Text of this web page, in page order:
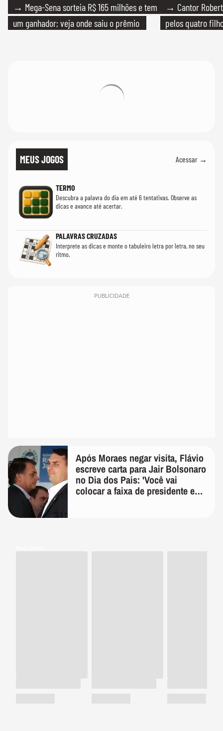
→ Mega-Sena sorteia R$ 165 milhões e tem
um ganhador; veja onde saiu o prêmio
→ Cantor
pelos quatro
MEUS JOGOS Acessar →
TERMO
Descubra a palavra do dia em até 6 tentativas. Observe as
dicas e avance até acertar.
PALAVRAS CRUZADAS
Interprete as dicas e monte o tabuleiro letra por letra, no seu
ritmo.
PUBLICIDADE
Após Moraes negar visita, Flávio
escreve carta para Jair Bolsonaro
no Dia dos Pais: 'Você vai
colocar a faixa de presidente em